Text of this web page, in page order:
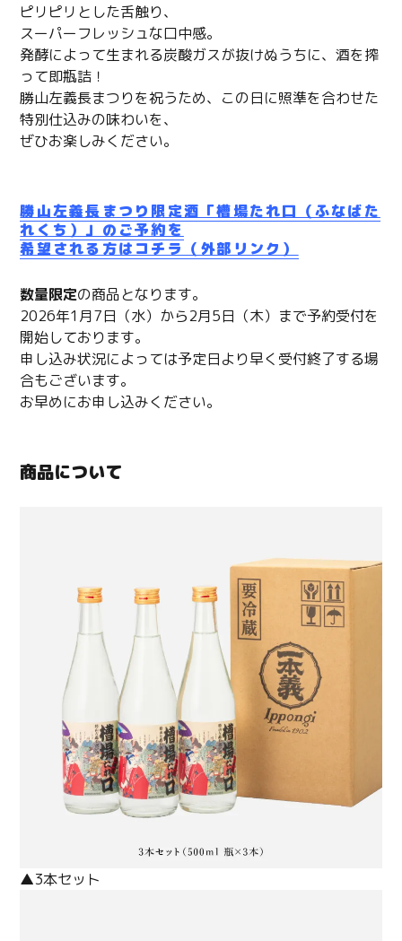
ピリピリとした舌触り、
スーパーフレッシュな口中感。
発酵によって生まれる炭酸ガスが抜けぬうちに、酒を搾
って即瓶詰！
勝山左義長まつりを祝うため、この日に照準を合わせた
特別仕込みの味わいを、
ぜひお楽しみください。
勝山左義長まつり限定酒「槽場たれ口（ふなばた
れくち）」のご予約を
希望される方はコチラ（外部リンク）
数量限定の商品となります。
2026年1月7日（水）から2月5日（木）まで予約受付を
開始しております。
申し込み状況によっては予定日より早く受付終了する場
合もございます。
お早めにお申し込みください。
商品について
▲3本セット